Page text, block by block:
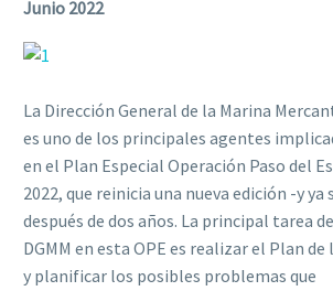
Junio 2022
La Dirección General de la Marina
es uno de los principales agentes
en el Plan Especial Operación Paso del
2022, que reinicia una nueva edición -y ya
después de dos años. La principal tarea
DGMM en esta OPE es realizar el Plan de
y planificar los posibles problemas que